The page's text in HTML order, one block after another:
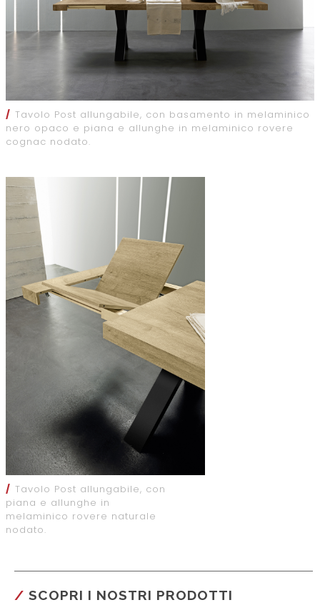
/ Tavolo Post allungabile, con basamento in melaminico
nero opaco e piana e allunghe in melaminico rovere
cognac nodato.
/ Tavolo Post allungabile, con
piana e allunghe in
melaminico rovere naturale
nodato.
SCOPRI I NOSTRI PRODOTTI